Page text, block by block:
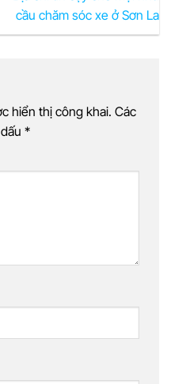
cầu chăm sóc xe ở Sơn La
hiển thị công khai. Các
*